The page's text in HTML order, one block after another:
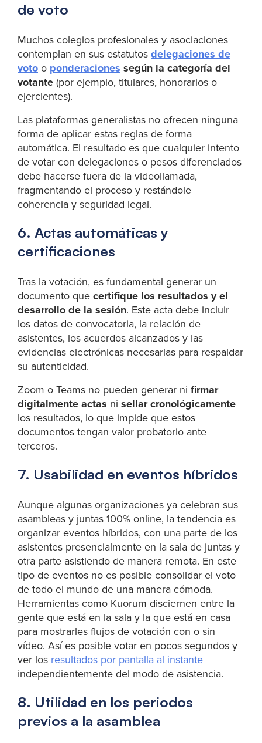
de voto
Muchos colegios profesionales y asociaciones
contemplan en sus estatutos delegaciones de
voto o ponderaciones según la categoría del
votante (por ejemplo, titulares, honorarios o
ejercientes).
Las plataformas generalistas no ofrecen ninguna
forma de aplicar estas reglas de forma
automática. El resultado es que cualquier intento
de votar con delegaciones o pesos diferenciados
debe hacerse fuera de la videollamada,
fragmentando el proceso y restándole
coherencia y seguridad legal.
6. Actas automáticas y
certificaciones
Tras la votación, es fundamental generar un
documento que certifique los resultados y el
desarrollo de la sesión. Este acta debe incluir
los datos de convocatoria, la relación de
asistentes, los acuerdos alcanzados y las
evidencias electrónicas necesarias para respaldar
su autenticidad.
Zoom o Teams no pueden generar ni firmar
digitalmente actas ni sellar cronológicamente
los resultados, lo que impide que estos
documentos tengan valor probatorio ante
terceros.
7. Usabilidad en eventos híbridos
Aunque algunas organizaciones ya celebran sus
asambleas y juntas 100% online, la tendencia es
organizar eventos híbridos, con una parte de los
asistentes presencialmente en la sala de juntas y
otra parte asistiendo de manera remota. En este
tipo de eventos no es posible consolidar el voto
de todo el mundo de una manera cómoda.
Herramientas como Kuorum disciernen entre la
gente que está en la sala y la que está en casa
para mostrarles flujos de votación con o sin
vídeo. Así es posible votar en pocos segundos y
ver los resultados por pantalla al instante
independientemente del modo de asistencia.
8. Utilidad en los periodos
previos a la asamblea